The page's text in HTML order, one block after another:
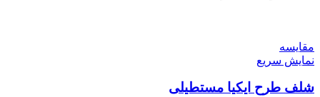
مقايسه
نمایش سریع
شلف طرح ایکیا مستطیلی